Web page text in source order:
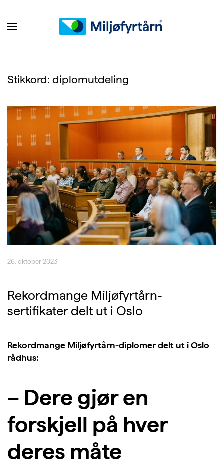
Stikkord: diplomutdeling
26. oktober 2023
Rekordmange Miljøfyrtårn-
sertifikater delt ut i Oslo
Rekordmange Miljøfyrtårn-diplomer delt ut i Oslo
rådhus:
– Dere gjør en
forskjell på hver
deres måte